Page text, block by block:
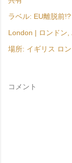
ラベル: EU離脱前
London | ロンドン
場所: イギリス ロ
コメント